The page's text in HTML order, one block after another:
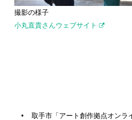
撮影の様子
小丸直貴さんウェブサイト
取手市「アート創作拠点オンラ